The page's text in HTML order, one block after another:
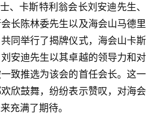
、卡斯特利翁会长刘安迪先生、
长陈林委先生以及海会山马德里
同举行了揭牌仪式，海会山卡斯
安迪先生以其卓越的领导力和对
致推选为该会的首任会长。这一
欣鼓舞，纷纷表示赞叹，对海会
充满了期待。